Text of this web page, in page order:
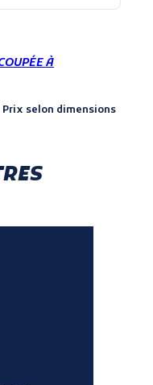
À
Prix selon dimensions